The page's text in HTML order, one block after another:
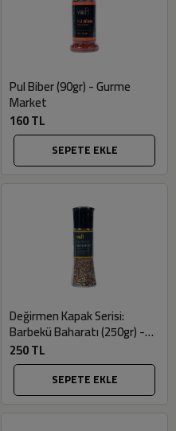
Pul Biber (90gr) - Gurme
Market
160 TL
SEPETE EKLE
Değirmen Kapak Serisi:
Barbekü Baharatı (250gr) -
Gurme Market
250 TL
SEPETE EKLE